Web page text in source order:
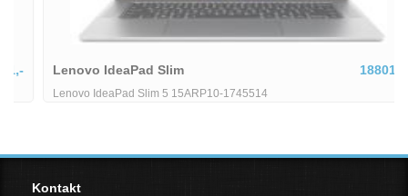
Lenovo IdeaPad Slim 18801,-
Lenovo IdeaPad Slim 5 15ARP10-1745514
Kontakt